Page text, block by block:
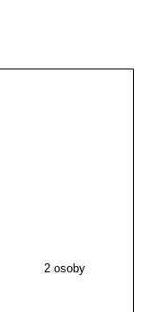
2 osoby